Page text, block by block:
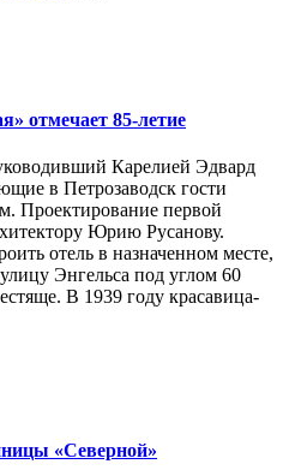
отмечает 85-летие
Карелией Эдвард
в Петрозаводск гости
Проектирование первой
Юрию Русанову.
отель в назначенном месте,
Энгельса под углом 60
В 1939 году красавица-
«Северной»